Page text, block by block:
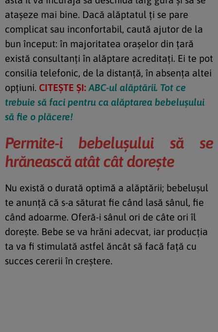
ataşeze mai bine. Dacă alăptatul ţi se pare
complicat sau inconfortabil, caută ajutor de la
bun început: în majoritatea oraşelor din ţară
există consultanţi în alăptare acreditaţi. Ei te pot
consilia telefonic, de la distanţă, în absenţa altei
opţiuni. CITEȘTE ȘI: ABC-ul alăptării. Tot ce
trebuie să faci pentru ca alăptarea bebelușului
să fie o plăcere!
Permite-i bebeluşului să se
hrănească atât cât doreşte
Nu există o durată optimă a alăptării; bebeluşul
te anunţă că s-a săturat fie când lasă sânul, fie
când adoarme. Oferă-i sânul ori de câte ori îl
doreşte. Bebe se va hrăni adecvat, iar producţia
ta va fi stimulată astfel ăncât să facă faţă cu
succes cererii în creştere.